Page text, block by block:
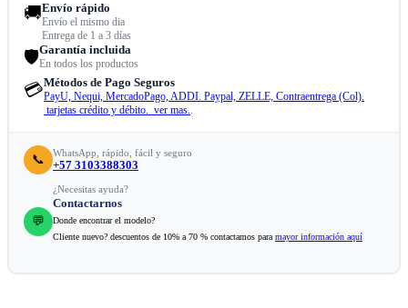
🚚Envío rápido
Envío el mismo dia
Entrega de 1 a 3 días
🛡️Garantía incluida
En todos los productos
💳Métodos de Pago Seguros
PayU, Nequi, MercadoPago, ADDI. Paypal, ZELLE, Contraentrega (Col).
tarjetas crédito y débito. ver mas..
📞 WhatsApp, rápido, fácil y seguro
+57 3103388303
💬
¿Necesitas ayuda?
Contactarnos
Donde encontrar el modelo?
Cliente nuevo? descuentos de 10% a 70 % contactamos para mayor información aquí